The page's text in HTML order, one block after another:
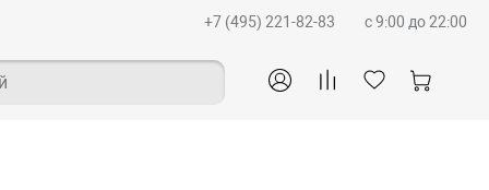
+7 (495) 221-82-83 c 9:00 до 22:00